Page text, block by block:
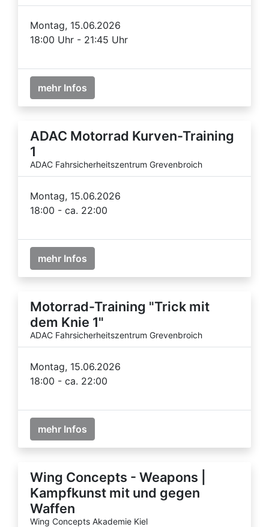
Montag, 15.06.2026
18:00 Uhr - 21:45 Uhr
mehr Infos
ADAC Motorrad Kurven-Training
1
ADAC Fahrsicherheitszentrum Grevenbroich
Montag, 15.06.2026
18:00 - ca. 22:00
mehr Infos
Motorrad-Training "Trick mit
dem Knie 1"
ADAC Fahrsicherheitszentrum Grevenbroich
Montag, 15.06.2026
18:00 - ca. 22:00
mehr Infos
Wing Concepts - Weapons |
Kampfkunst mit und gegen
Waffen
Wing Concepts Akademie Kiel